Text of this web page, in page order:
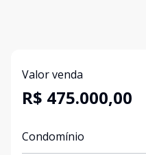
Valor venda
R$ 475.000,00
Condomínio